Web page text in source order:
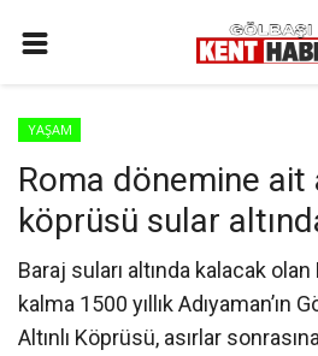
İLETIŞIM
3. SAYFA
GÜNDEM
YAŞAM
SAĞLIK
YAŞAM
Roma dönemine ait
köprüsü sular
Baraj suları altında kalacak
kalma 1500 yıllık Adıyaman’ın
Altınlı Köprüsü, asırlar